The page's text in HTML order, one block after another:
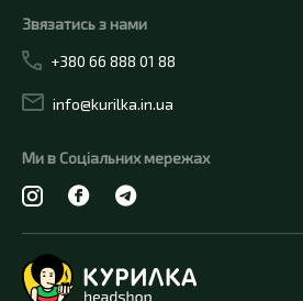
Звязатись з нами
+380 66 888 01 88
info@kurilka.in.ua
Ми в Соціальних мережах